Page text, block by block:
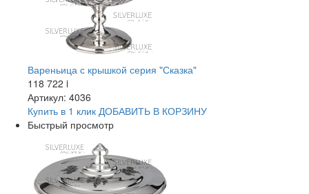
Вареньица с крышкой серия "Сказка"
118 722 i
Артикул: 4036
Купить в 1 клик ДОБАВИТЬ В КОРЗИНУ
Быстрый просмотр